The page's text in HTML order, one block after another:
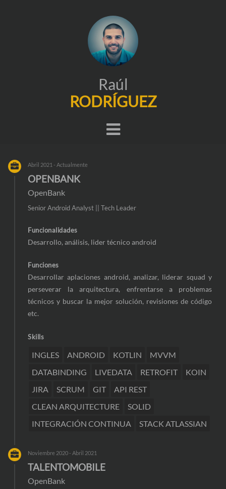
Raúl
RODRÍGUEZ
Abril 2021 - Actualmente
OPENBANK
OpenBank
Senior Android Analyst || Tech Leader
Funcionalidades
Desarrollo, análisis, lider técnico android
Funciones
Desarrollar aplaciones android, analizar, liderar squad y
perseverar la arquitectura, enfrentarse a problemas
técnicos y buscar la mejor solución, revisiones de código
etc.
Skills
INGLES ANDROID KOTLIN
MVVM
DATABINDING
LIVEDATA RETROFIT
KOIN
JIRA
SCRUM GIT
API REST
CLEAN ARQUITECTURE
SOLID
INTEGRACIÓN CONTINUA
STACK ATLASSIAN
Noviembre 2020 - Abril 2021
TALENTOMOBILE
OpenBank